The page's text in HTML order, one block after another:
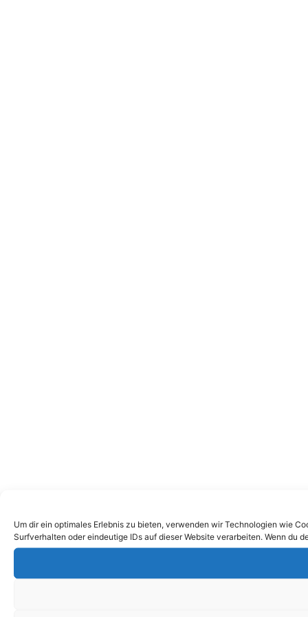
Um dir ein optimales Erlebnis zu bieten, verwenden wir Technologien wie
Surfverhalten oder eindeutige IDs auf dieser Website verarbeiten. Wenn